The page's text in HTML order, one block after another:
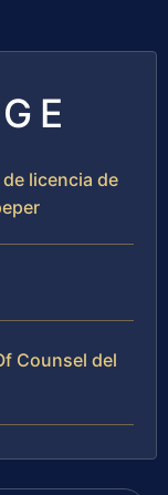
licencia de
Counsel del